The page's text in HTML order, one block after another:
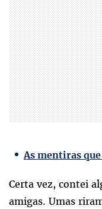
As mentiras
Certa vez, contei
amigas. Umas